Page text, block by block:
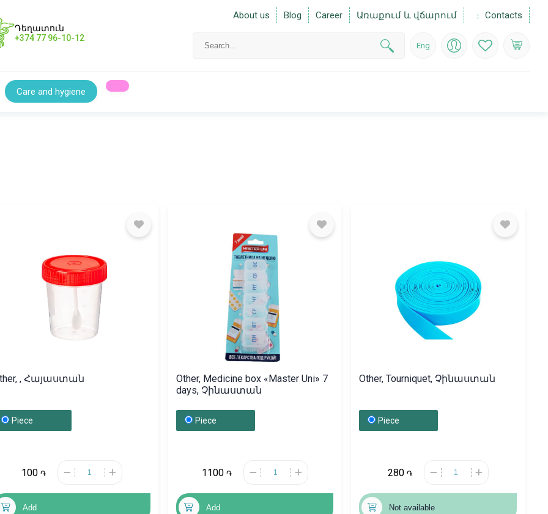
Դեղատուն
+374 77 96-10-12
About us Blog Career Առաքում և վճարում Contacts
Eng
Care and hygiene
, Հայաստան
Piece
100 ֏
Add
Other, Medicine box «Master Uni» 7
days, Չինաստան
Piece
1100 ֏
Add
Other, Tourniquet, Չինաստան
Piece
280 ֏
Not available